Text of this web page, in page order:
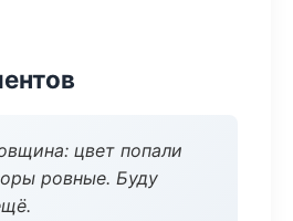
цвет попали
ровные. Буду